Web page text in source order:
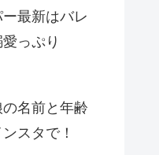
最新はバレ
っぷり
名前と年齢
スタで！